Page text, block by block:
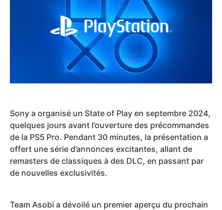
Sony a organisé un State of Play en septembre 2024,
quelques jours avant l’ouverture des précommandes
de la PS5 Pro. Pendant 30 minutes, la présentation a
offert une série d’annonces excitantes, allant de
remasters de classiques à des DLC, en passant par
de nouvelles exclusivités.
Team Asobi a dévoilé un premier aperçu du prochain